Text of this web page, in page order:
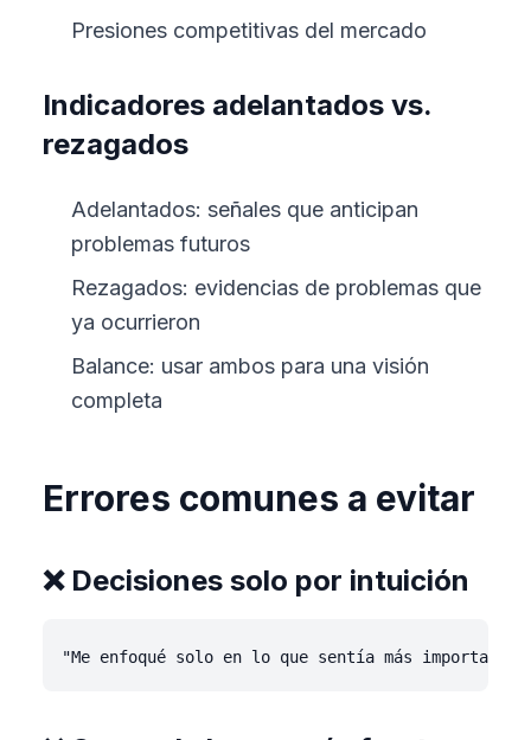
Presiones competitivas del mercado
Indicadores adelantados vs.
rezagados
Adelantados: señales que anticipan
problemas futuros
Rezagados: evidencias de problemas que
ya ocurrieron
Balance: usar ambos para una visión
completa
Errores comunes a evitar
❌ Decisiones solo por intuición